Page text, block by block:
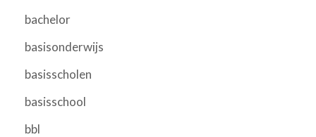
bachelor
basisonderwijs
basisscholen
basisschool
bbl